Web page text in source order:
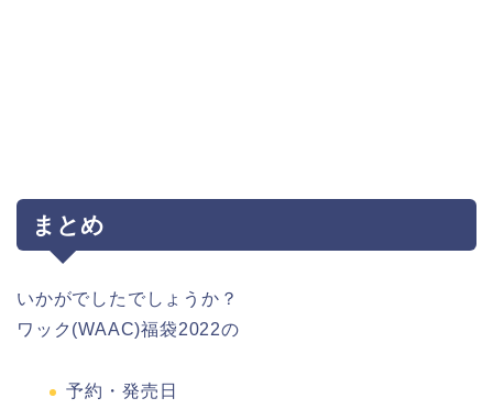
まとめ
いかがでしたでしょうか？
ワック(WAAC)福袋2022の
予約・発売日